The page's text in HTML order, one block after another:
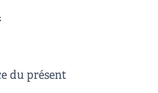
du présent